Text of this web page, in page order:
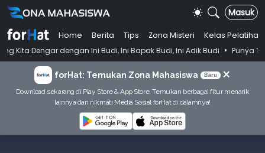
Masuk
Home Berita Tips Zona Misteri
Kelas Pelatihan
dengan Ini Budi, Ini Bapak Budi, Ini Adik Budi • Punya Tujuan
forHat: Temukan Zona Mahasiswa Baru ×
Download sekarang di Play Store & App Store. Temukan berbagai fitur menarik
lainnya dan nikmati Media Sosial forHat di dalamnya!